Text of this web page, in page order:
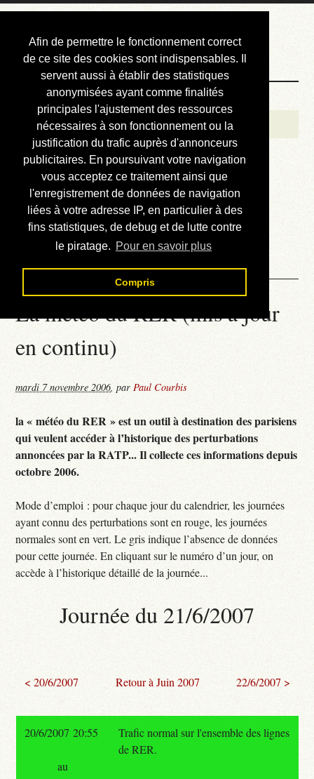
Afin de permettre le fonctionnement correct
de ce site des cookies sont indispensables. Il
servent aussi à établir des statistiques
anonymisées ayant comme finalités
principales l'ajustement des ressources
nécessaires à son fonctionnement ou la
justification du trafic auprès d'annonceurs
publicitaires. En poursuivant votre navigation
vous acceptez ce traitement ainsi que
l'enregistrement de données de navigation
liées à votre adresse IP, en particulier à des
fins statistiques, de debug et de lutte contre
le piratage. Pour en savoir plus
Compris
Courbis, « LE »
Blog Officiel
Bienvenue
Réalisations
Divers (et d’été)
Annonces
Liens externes
Téléchargement
Contact
La météo du RER (mis à jour
en continu)
mardi 7 novembre 2006,parPaul Courbis
la « météo du RER » est un outil à destination des parisiens
qui veulent accéder à l’historique des perturbations
annoncées par la RATP... Il collecte ces informations depuis
octobre 2006.
Mode d’emploi : pour chaque jour du calendrier, les journées
ayant connu des perturbations sont en rouge, les journées
normales sont en vert. Le gris indique l’absence de données
pour cette journée. En cliquant sur le numéro d’un jour, on
accède à l’historique détaillé de la journée...
Journée du 21/6/2007
< 20/6/2007 Retour à Juin 2007 22/6/2007 >
20/6/2007 20:55
Trafic normal sur l'ensemble des lignes
de RER.
au